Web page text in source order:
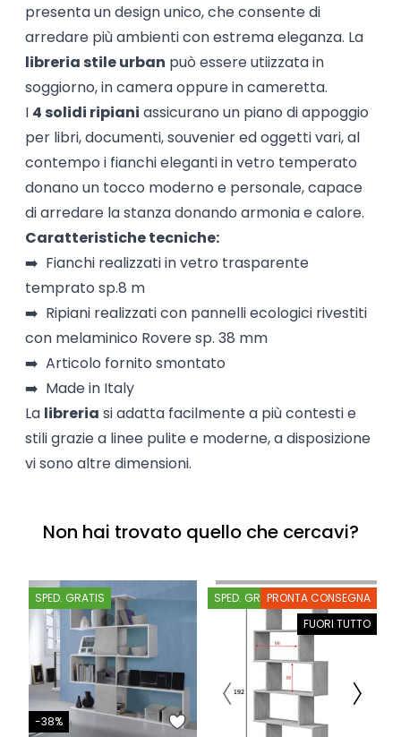
presenta un design unico, che consente di
arredare più ambienti con estrema eleganza. La
libreria stile urban può essere utiizzata in
soggiorno, in camera oppure in cameretta.
I 4 solidi ripiani assicurano un piano di appoggio
per libri, documenti, souvenier ed oggetti vari, al
contempo i fianchi eleganti in vetro temperato
donano un tocco moderno e personale, capace
di arredare la stanza donando armonia e calore.
Caratteristiche tecniche:
➡️ Fianchi realizzati in vetro trasparente
temprato sp.8 m
➡️ Ripiani realizzati con pannelli ecologici rivestiti
con melaminico Rovere sp. 38 mm
➡️ Articolo fornito smontato
➡️ Made in Italy
La libreria si adatta facilmente a più contesti e
stili grazie a linee pulite e moderne, a disposizione
vi sono altre dimensioni.
Non hai trovato quello che cercavi?
SPED. GRATIS
-38%
SPED. GRATISPRONTA CONSEGNA
FUORI TUTTO